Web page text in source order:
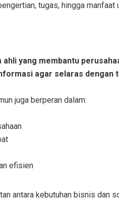
tugas, hingga manfaat
yang membantu
agar selaras dengan
juga berperan dalam:
efisien
antara kebutuhan bisnis dan